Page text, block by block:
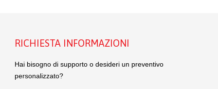
RICHIESTA INFORMAZIONI
Hai bisogno di supporto o desideri un preventivo
personalizzato?